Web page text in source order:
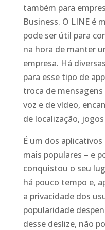
também para
Business. O LINE é
pode ser útil para
na hora de manter
empresa. Há
para esse tipo de
troca de
voz e de vídeo,
de localização,
É um dos
mais populares – e
conquistou o seu
há pouco tempo e,
a privacidade dos
popularidade
desse deslize, não